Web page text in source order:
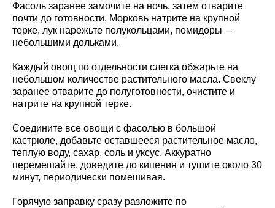
Фасоль заранее замочите на ночь, затем отварите
почти до готовности. Морковь натрите на крупной
терке, лук нарежьте полукольцами, помидоры —
небольшими дольками.
Каждый овощ по отдельности слегка обжарьте на
небольшом количестве растительного масла. Свеклу
заранее отварите до полуготовности, очистите и
натрите на крупной терке.
Соедините все овощи с фасолью в большой
кастрюле, добавьте оставшееся растительное масло,
теплую воду, сахар, соль и уксус. Аккуратно
перемешайте, доведите до кипения и тушите около 30
минут, периодически помешивая.
Горячую заправку сразу разложите по